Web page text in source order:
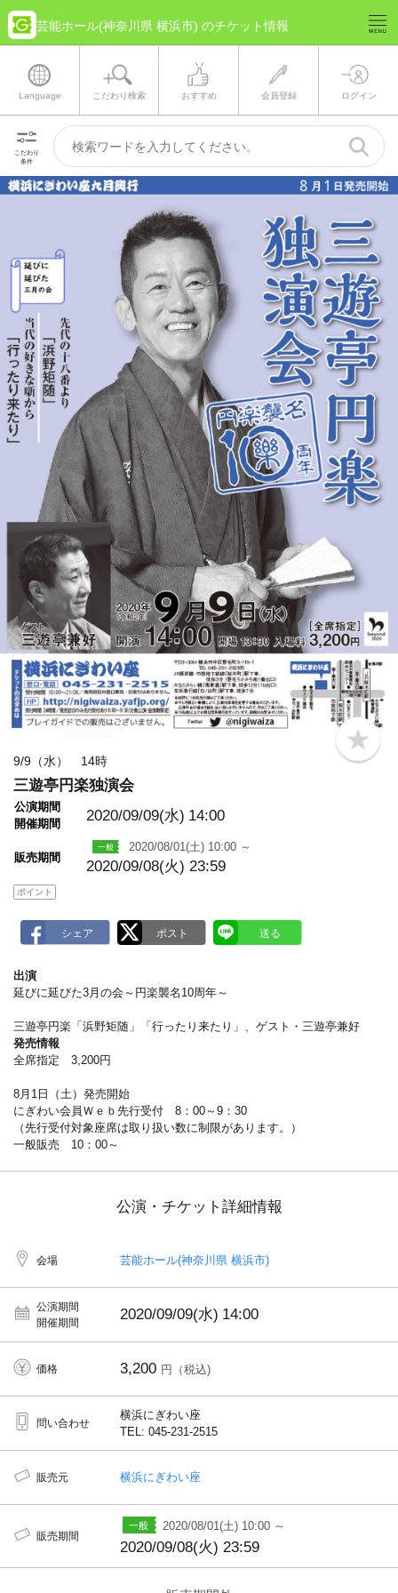
芸能ホール(神奈川県 横浜市) のチケット情報
Language こだわり検索 おすすめ 会員登録 ログイン
こだわり
条件
b
o
9/9（水） 14時
三遊亭円楽独演会
公演期間
開催期間
2020/09/09(水) 14:00
販売期間
2020/08/01(土) 10:00 ～
2020/09/08(火) 23:59
ポイント
出演
延びに延びた3月の会～円楽襲名10周年～
三遊亭円楽「浜野矩随」「行ったり来たり」、ゲスト・三遊亭兼好
発売情報
全席指定 3,200円
8月1日（土）発売開始
にぎわい会員Ｗｅｂ先行受付 8：00～9：30
（先行受付対象座席は取り扱い数に制限があります。）
一般販売 10：00～
公演・チケット詳細情報
会場 芸能ホール(神奈川県 横浜市)
公演期間
開催期間
2020/09/09(水) 14:00
価格 3,200 円（税込)
問い合わせ
横浜にぎわい座
TEL: 045-231-2515
販売元 横浜にぎわい座
販売期間
2020/08/01(土) 10:00 ～
2020/09/08(火) 23:59